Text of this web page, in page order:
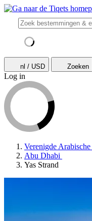
nl / USD Zoeken
Log in
Verenigde
Abu Dhabi
Yas Strand